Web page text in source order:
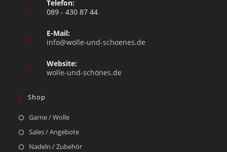
Telefon:
089 - 430 87 44
E-Mail:
info@wolle-und-schoenes.de
Website:
wolle-und-schönes.de
Shop
Garne / Wolle
Sales / Angebote
Nadeln / Zubehör